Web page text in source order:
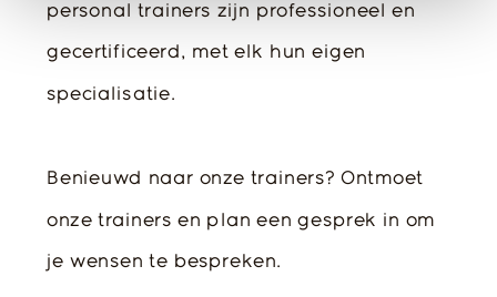
personal trainers zijn professioneel en
gecertificeerd, met elk hun eigen
specialisatie.
Benieuwd naar onze trainers? Ontmoet
onze trainers en plan een gesprek in om
je wensen te bespreken.